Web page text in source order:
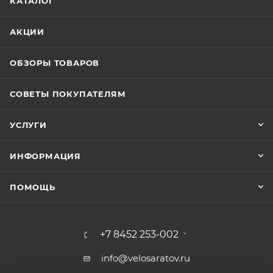
АКЦИИ
ОБЗОРЫ ТОВАРОВ
СОВЕТЫ ПОКУПАТЕЛЯМ
УСЛУГИ
ИНФОРМАЦИЯ
ПОМОЩЬ
+7 8452 253-002
info@velosaratov.ru